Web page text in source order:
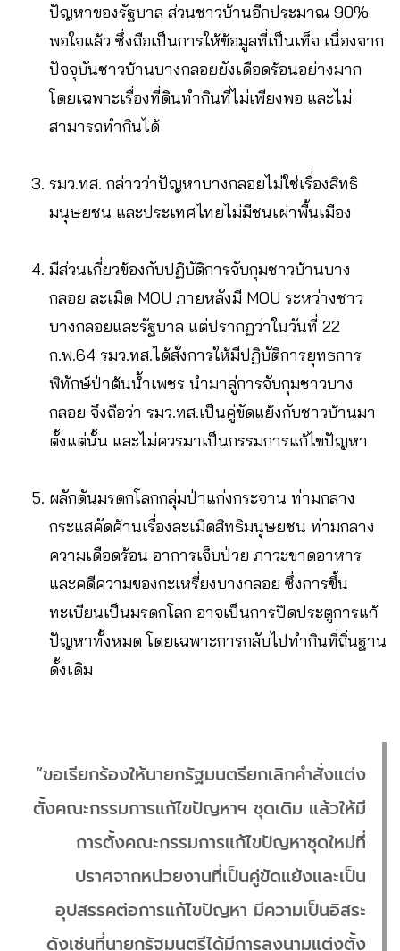
ปัญหาของรัฐบาล ส่วนชาวบ้านอีกประมาณ 90%
พอใจแล้ว ซึ่งถือเป็นการให้ข้อมูลที่เป็นเท็จ เนื่องจาก
ปัจจุบันชาวบ้านบางกลอยยังเดือดร้อนอย่างมาก
โดยเฉพาะเรื่องที่ดินทำกินที่ไม่เพียงพอ และไม่
สามารถทำกินได้
รมว.ทส. กล่าวว่าปัญหาบางกลอยไม่ใช่เรื่องสิทธิ
มนุษยชน และประเทศไทยไม่มีชนเผ่าพื้นเมือง
มีส่วนเกี่ยวข้องกับปฏิบัติการจับกุมชาวบ้านบาง
กลอย ละเมิด MOU ภายหลังมี MOU ระหว่างชาว
บางกลอยและรัฐบาล แต่ปรากฏว่าในวันที่ 22
ก.พ.64 รมว.ทส.ได้สั่งการให้มีปฏิบัติการยุทธการ
พิทักษ์ป่าต้นน้ำเพชร นำมาสู่การจับกุมชาวบาง
กลอย จึงถือว่า รมว.ทส.เป็นคู่ขัดแย้งกับชาวบ้านมา
ตั้งแต่นั้น และไม่ควรมาเป็นกรรมการแก้ไขปัญหา
ผลักดันมรดกโลกกลุ่มป่าแก่งกระจาน ท่ามกลาง
กระแสคัดค้านเรื่องละเมิดสิทธิมนุษยชน ท่ามกลาง
ความเดือดร้อน อาการเจ็บป่วย ภาวะขาดอาหาร
และคดีความของกะเหรี่ยงบางกลอย ซึ่งการขึ้น
ทะเบียนเป็นมรดกโลก อาจเป็นการปิดประตูการแก้
ปัญหาทั้งหมด โดยเฉพาะการกลับไปทำกินที่ถิ่นฐาน
ดั้งเดิม
“ขอเรียกร้องให้นายกรัฐมนตรียกเลิกคำสั่งแต่ง
ตั้งคณะกรรมการแก้ไขปัญหาฯ ชุดเดิม แล้วให้มี
การตั้งคณะกรรมการแก้ไขปัญหาชุดใหม่ที่
ปราศจากหน่วยงานที่เป็นคู่ขัดแย้งและเป็น
อุปสรรคต่อการแก้ไขปัญหา มีความเป็นอิสระ
ดังเช่นที่นายกรัฐมนตรีได้มีการลงนามแต่งตั้ง